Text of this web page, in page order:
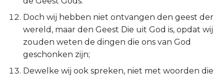
Jesaja
Klaagliederen
Doch wij hebben niet ontvangen den geest der
wereld, maar den Geest Die uit God is, opdat wij
zouden weten de dingen die ons van God
geschonken zijn;
Dewelke wij ook spreken, niet met woorden die